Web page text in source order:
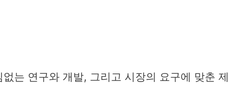
는 연구와 개발, 그리고 시장의 요구에 맞춘 제